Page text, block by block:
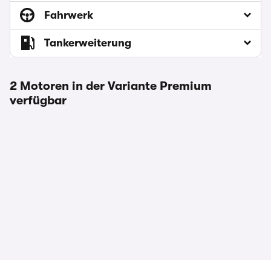
Fahrwerk
Tankerweiterung
2 Motoren in der Variante Premium
verfügbar